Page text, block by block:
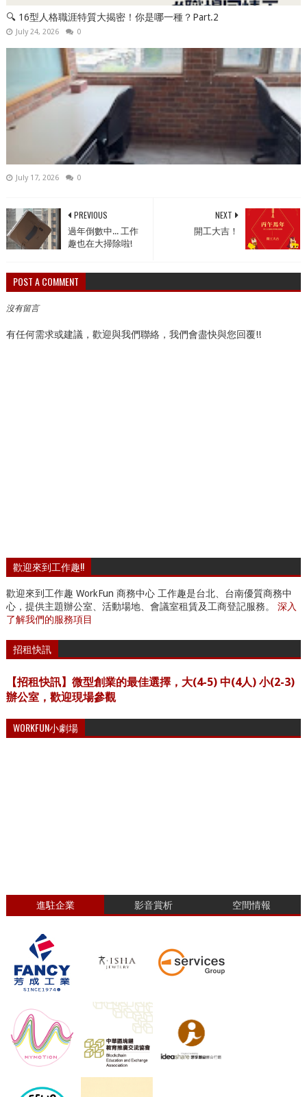
🔍 16型人格職涯特質大揭密！你是哪一種？Part.2
July 24, 2026 0
July 17, 2026 0
NEXT
開工大吉！
PREVIOUS
過年倒數中... 工作
趣也在大掃除啦!
POST A COMMENT
沒有留言
有任何需求或建議，歡迎與我們聯絡，我們會盡快與您回覆!!
歡迎來到工作趣!!
歡迎來到工作趣 WorkFun 商務中心 工作趣是台北、台南優質商務中
心，提供主題辦公室、活動場地、會議室租賃及工商登記服務。 深入
了解我們的服務項目
招租快訊
【招租快訊】微型創業的最佳選擇，大(4-5) 中(4人) 小(2-3)
辦公室，歡迎現場參觀
WORKFUN小劇場
進駐企業 影音賞析 空間情報